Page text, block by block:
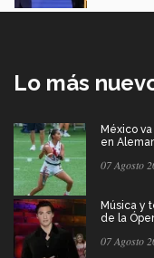
Lo más
México
en
07 Agosto
Música y
de la
07 Agosto